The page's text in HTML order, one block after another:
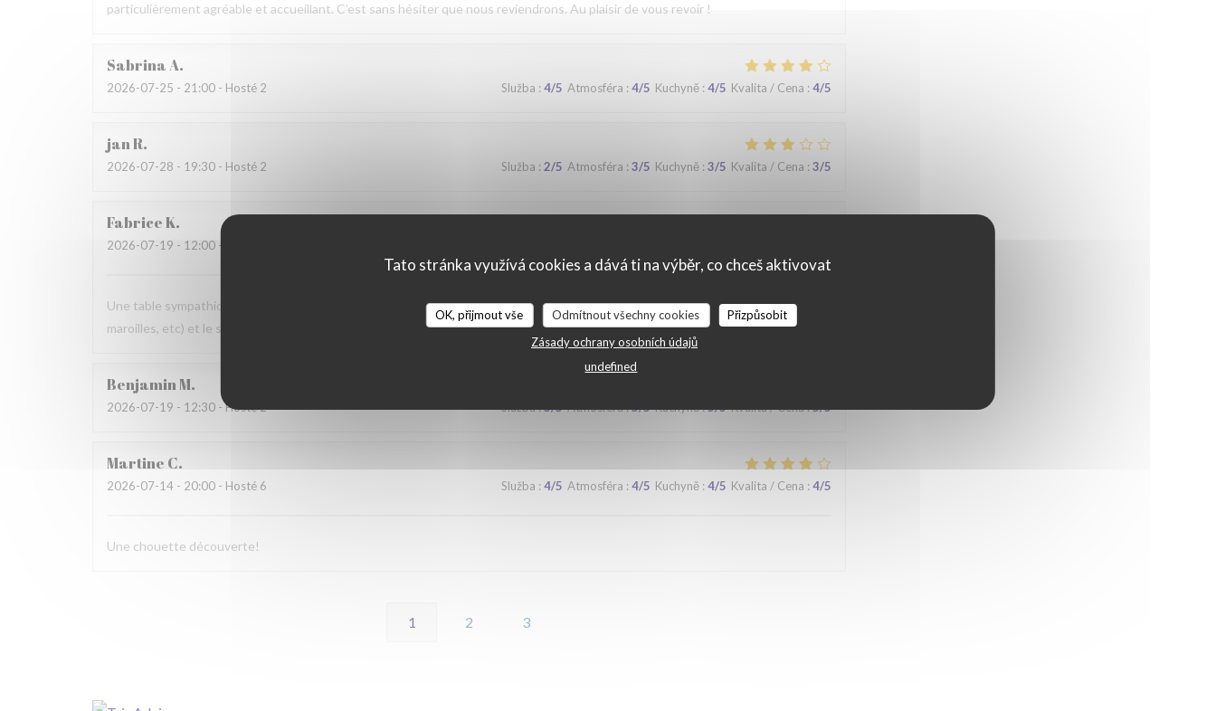
Tato stránka využívá cookies a dává ti na výběr, co chceš aktivovat
OK, přijmout vše Odmítnout všechny cookies
Přizpůsobit
Zásady ochrany osobních údajů
undefined
particulièrement agréable et accueillant. C’est sans hésiter que nous reviendrons. Au plaisir de vous revoir !
SabrinaA
2026-07-25 - 21:00 - Hosté 2 Služba : 4/5 Atmosféra : 4/5 Kuchyně: 4/5 Kvalita / Cena : 4/5
janR
2026-07-28 - 19:30 - Hosté 2 Služba : 2/5 Atmosféra : 3/5 Kuchyně: 3/5 Kvalita / Cena : 3/5
FabriceK
2026-07-19 - 12:00 - Hosté 3
Une table sympathique avec son atmosphère authentique. Nous avons apprécié notre déjeuner (moule, carbonade, flamiche au
maroilles, etc) et le service. Pourquoi pas y retourner lors d'un prochaine passage à Lilles.
BenjaminM
2026-07-19 - 12:30 - Hosté 2 Služba:5/5 Atmosféra:5/5 Kuchyně:5/5 Kvalita / Cena:5/5
Martine C
2026-07-14 - 20:00 - Hosté 6 Služba : 4/5 Atmosféra : 4/5 Kuchyně: 4/5 Kvalita / Cena : 4/5
Une chouette découverte!
1 2 3